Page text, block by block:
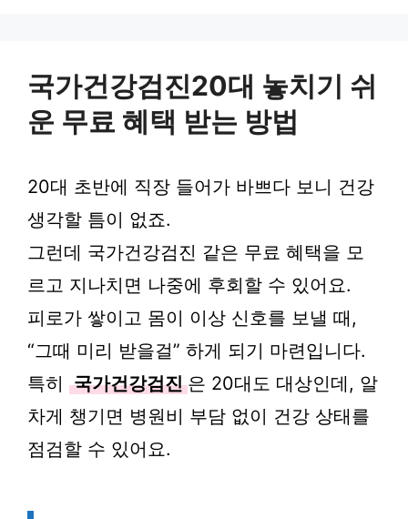
국가건강검진20대 놓치기 쉬
운 무료 혜택 받는 방법
20대 초반에 직장 들어가 바쁘다 보니 건강
생각할 틈이 없죠.
그런데 국가건강검진 같은 무료 혜택을 모
르고 지나치면 나중에 후회할 수 있어요.
피로가 쌓이고 몸이 이상 신호를 보낼 때,
“그때 미리 받을걸” 하게 되기 마련입니다.
특히 국가건강검진 은 20대도 대상인데, 알
차게 챙기면 병원비 부담 없이 건강 상태를
점검할 수 있어요.